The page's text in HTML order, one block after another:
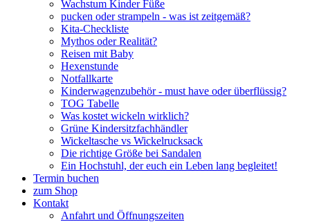
Wachstum Kinder Füße
pucken oder strampeln - was ist zeitgemäß?
Kita-Checkliste
Mythos oder Realität?
Reisen mit Baby
Hexenstunde
Notfallkarte
Kinderwagenzubehör - must have oder überflüssig?
TOG Tabelle
Was kostet wickeln wirklich?
Grüne Kindersitzfachhändler
Wickeltasche vs Wickelrucksack
Die richtige Größe bei Sandalen
Ein Hochstuhl, der euch ein Leben lang begleitet!
Termin buchen
zum Shop
Kontakt
Anfahrt und Öffnungszeiten